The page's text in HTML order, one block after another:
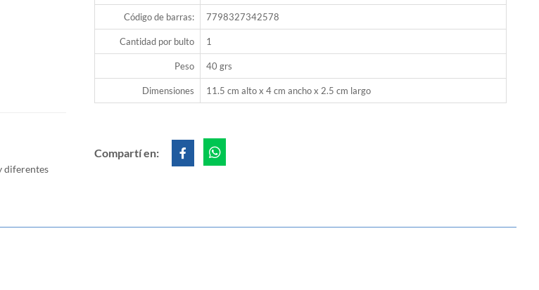
Código de barras: 7798327342578
Cantidad por bulto 1
Peso 40 grs
Dimensiones 11.5 cm alto x 4 cm ancho x 2.5 cm largo
Compartí en:
diferentes